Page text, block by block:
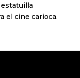
el cine carioca.